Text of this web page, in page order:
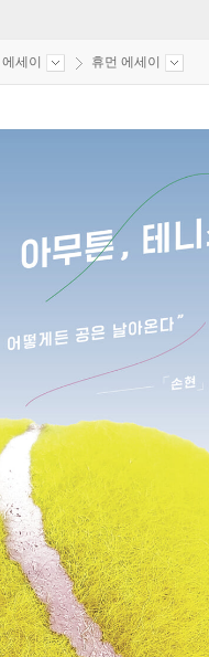
에세이 휴먼 에세이